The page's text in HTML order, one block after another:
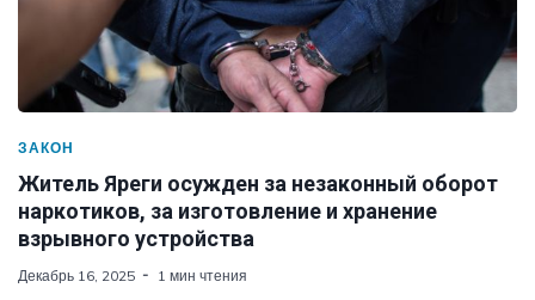
ЗАКОН
Житель Яреги осужден за незаконный оборот
наркотиков, за изготовление и хранение
взрывного устройства
Декабрь 16, 2025 1 мин чтения